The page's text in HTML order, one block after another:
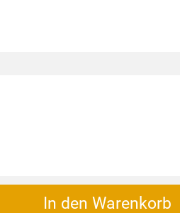
In den Warenkorb